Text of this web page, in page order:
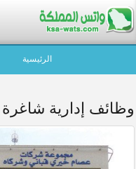
الرئيسية
وظائف إدارية